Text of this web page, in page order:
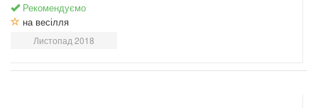
Рекомендуємо
на весілля
Листопад 2018